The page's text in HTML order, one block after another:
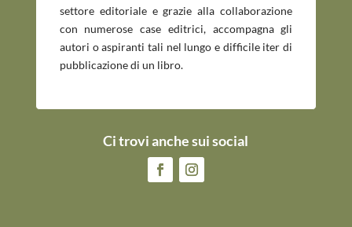
settore editoriale e grazie alla collaborazione
con numerose case editrici, accompagna gli
autori o aspiranti tali nel lungo e difficile iter di
pubblicazione di un libro.
Ci trovi anche sui social